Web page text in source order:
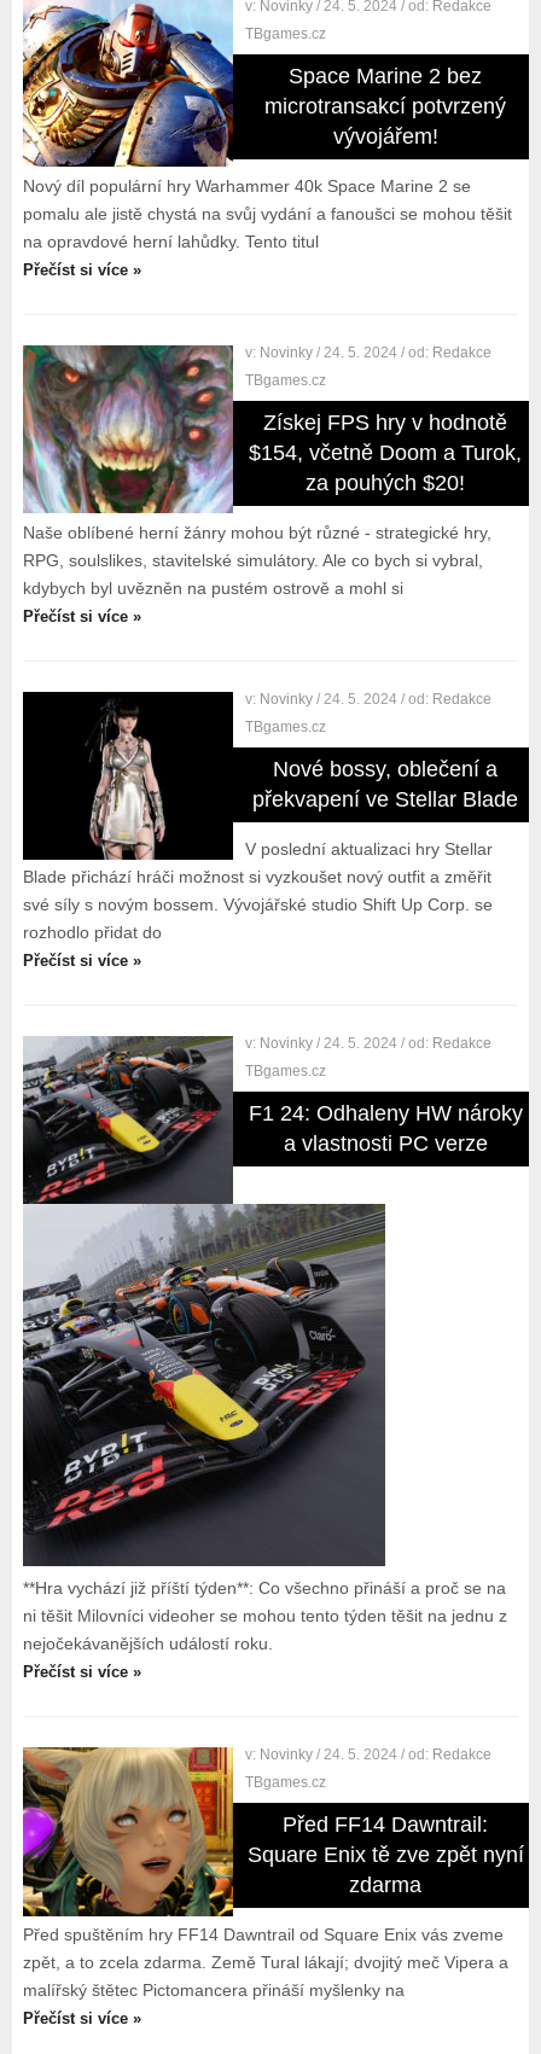
v: Novinky / 24. 5. 2024 / od: Redakce
TBgames.cz
Space Marine 2 bez
microtransakcí potvrzený
vývojářem!
Nový díl populární hry Warhammer 40k Space Marine 2 se
pomalu ale jistě chystá na svůj vydání a fanoušci se mohou těšit
na opravdové herní lahůdky. Tento titul
Přečíst si více »
v: Novinky / 24. 5. 2024 / od: Redakce
TBgames.cz
Získej FPS hry v hodnotě
$154, včetně Doom a Turok,
za pouhých $20!
Naše oblíbené herní žánry mohou být různé - strategické hry,
RPG, soulslikes, stavitelské simulátory. Ale co bych si vybral,
kdybych byl uvězněn na pustém ostrově a mohl si
Přečíst si více »
v: Novinky / 24. 5. 2024 / od: Redakce
TBgames.cz
Nové bossy, oblečení a
překvapení ve Stellar Blade
V poslední aktualizaci hry Stellar
Blade přichází hráči možnost si vyzkoušet nový outfit a změřit
své síly s novým bossem. Vývojářské studio Shift Up Corp. se
rozhodlo přidat do
Přečíst si více »
v: Novinky / 24. 5. 2024 / od: Redakce
TBgames.cz
F1 24: Odhaleny HW nároky
a vlastnosti PC verze
**Hra vychází již příští týden**: Co všechno přináší a proč se na
ni těšit Milovníci videoher se mohou tento týden těšit na jednu z
nejočekávanějších událostí roku.
Přečíst si více »
v: Novinky / 24. 5. 2024 / od: Redakce
TBgames.cz
Před FF14 Dawntrail:
Square Enix tě zve zpět nyní
zdarma
Před spuštěním hry FF14 Dawntrail od Square Enix vás zveme
zpět, a to zcela zdarma. Země Tural lákají; dvojitý meč Vipera a
malířský štětec Pictomancera přináší myšlenky na
Přečíst si více »